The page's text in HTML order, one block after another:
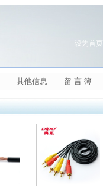
设为首页
其他信息 留 言 簿